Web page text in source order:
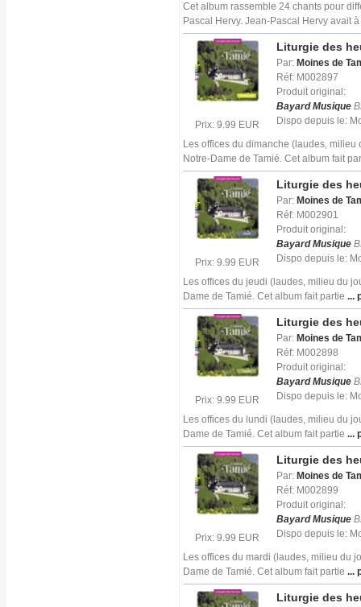
Cet album rassemble 24 chants pour
Pascal Hervy. Jean-Pascal Hervy avait à
Prix: 9.99 EUR
Liturgie des
Par: Moines de
Réf: M002897
Produit original:
Bayard Musique
Dispo depuis le:
Les offices du dimanche (laudes,
Notre-Dame de Tamié. Cet album fait
Prix: 9.99 EUR
Liturgie des
Par: Moines de
Réf: M002901
Produit original:
Bayard Musique
Dispo depuis le:
Les offices du jeudi (laudes, milieu du
Dame de Tamié. Cet album fait partie ...
Prix: 9.99 EUR
Liturgie des
Par: Moines de
Réf: M002898
Produit original:
Bayard Musique
Dispo depuis le:
Les offices du lundi (laudes, milieu du
Dame de Tamié. Cet album fait partie ...
Prix: 9.99 EUR
Liturgie des
Par: Moines de
Réf: M002899
Produit original:
Bayard Musique
Dispo depuis le:
Les offices du mardi (laudes, milieu du
Dame de Tamié. Cet album fait partie ...
Liturgie des